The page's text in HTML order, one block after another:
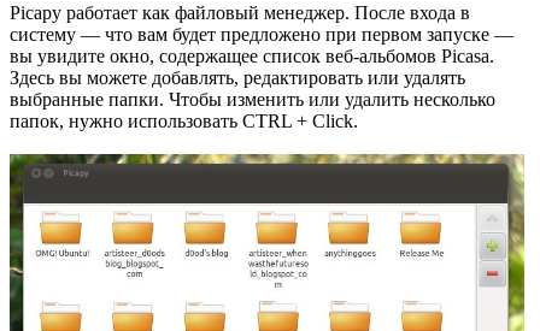
Picapy работает как файловый менеджер. После входа в
систему — что вам будет предложено при первом запуске —
вы увидите окно, содержащее список веб-альбомов Picasa.
Здесь вы можете добавлять, редактировать или удалять
выбранные папки. Чтобы изменить или удалить несколько
папок, нужно использовать CTRL + Click.